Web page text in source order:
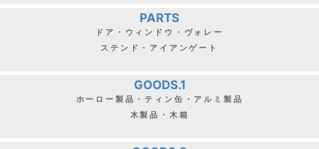
PARTS
ドア・ウィンドウ・ヴォレー
ステンド・アイアンゲート
GOODS.1
ホーロー製品・ティン缶・アルミ製品
木製品・木箱